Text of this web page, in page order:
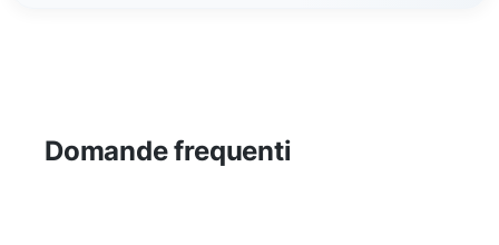
Domande frequenti